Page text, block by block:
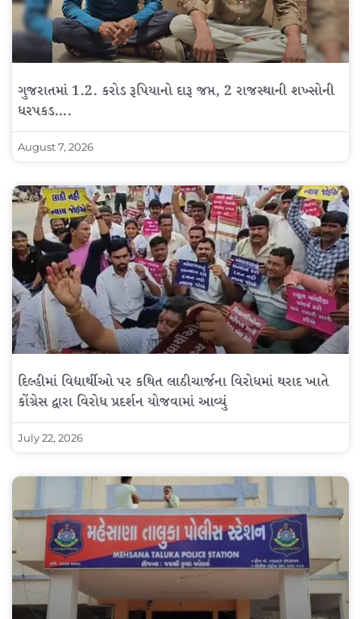
ગુજરાતમાં 1.2. કરોડ રૂપિયાનો દારૂ જપ્ત, 2 રાજસ્થાની શખ્સોની
ધરપકડ….
August 7, 2026
દિલ્હીમાં વિદ્યાર્થીઓ પર કથિત લાઠીચાર્જના વિરોધમાં થરાદ ખાતે
કોંગ્રેસ દ્વારા વિરોધ પ્રદર્શન યોજવામાં આવ્યું
July 22, 2026